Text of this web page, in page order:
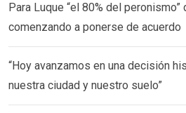
Para Luque “el 80% del peronismo”
comenzando a ponerse de acuerdo
“Hoy avanzamos en una decisión
nuestra ciudad y nuestro suelo”